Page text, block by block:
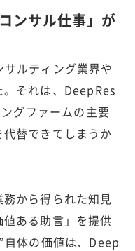
ンサル仕事」が
ルティング業界や
それは、DeepRes
グファームの主要
替できてしまうか
から得られた知見
ある助言」を提供
自体の価値は、Deep